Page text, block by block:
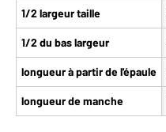
1/2 largeur taille
1/2 du bas largeur
longueur à partir de l'épaule
longueur de manche